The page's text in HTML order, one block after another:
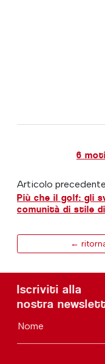
6
Articolo precedente
Più che il golf: gli
comunità di stile
←
Iscriviti alla
nostra
Nome